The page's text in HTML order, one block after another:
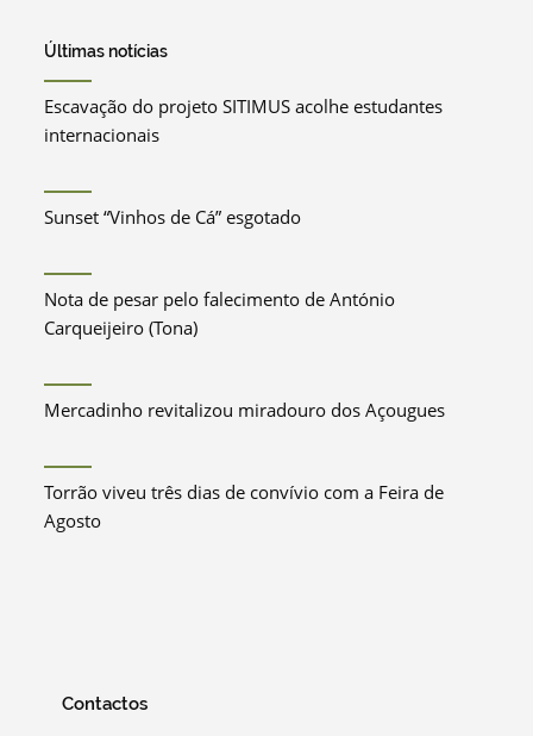
Últimas notícias
Escavação do projeto SITIMUS acolhe estudantes
internacionais
Sunset “Vinhos de Cá” esgotado
Nota de pesar pelo falecimento de António
Carqueijeiro (Tona)
Mercadinho revitalizou miradouro dos Açougues
Torrão viveu três dias de convívio com a Feira de
Agosto
Contactos